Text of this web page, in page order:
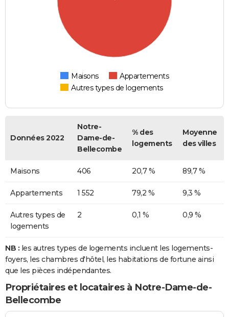
Maisons
Appartements
Autres types de logements
Données 2022
Notre-
Dame-de-
Bellecombe
% des
logements
Moyenne
des villes
Maisons 406 20,7 % 89,7 %
Appartements 1 552 79,2 % 9,3 %
Autres types de
logements
2 0,1 % 0,9 %
NB : les autres types de logements incluent les logements-
foyers, les chambres d'hôtel, les habitations de fortune ainsi
que les pièces indépendantes.
Propriétaires et locataires à Notre-Dame-de-
Bellecombe